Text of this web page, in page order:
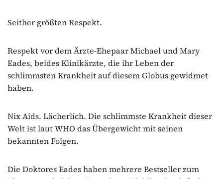
Seither größten Respekt.
Respekt vor dem Ärzte-Ehepaar Michael und Mary
Eades, beides Klinikärzte, die ihr Leben der
schlimmsten Krankheit auf diesem Globus gewidmet
haben.
Nix Aids. Lächerlich. Die schlimmste Krankheit dieser
Welt ist laut WHO das Übergewicht mit seinen
bekannten Folgen.
Die Doktores Eades haben mehrere Bestseller zum